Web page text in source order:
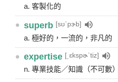
a. 客製化的
● superb [sʊˋpɝb]
a. 極好的，一流的，非凡的
● expertise [͵ɛkspɚˋtiz]
n. 專業技能／知識（不可數）